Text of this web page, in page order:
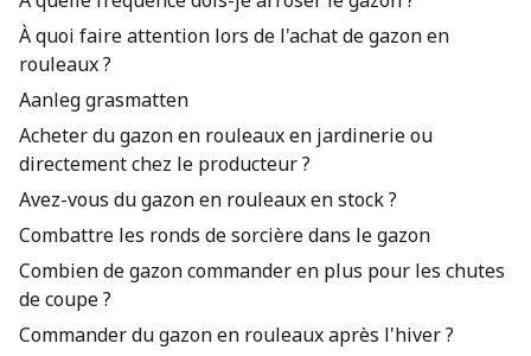
À quoi faire attention lors de l'achat de gazon en
rouleaux ?
Aanleg grasmatten
Acheter du gazon en rouleaux en jardinerie ou
directement chez le producteur ?
Avez-vous du gazon en rouleaux en stock ?
Combattre les ronds de sorcière dans le gazon
Combien de gazon commander en plus pour les chutes
de coupe ?
Commander du gazon en rouleaux après l'hiver ?